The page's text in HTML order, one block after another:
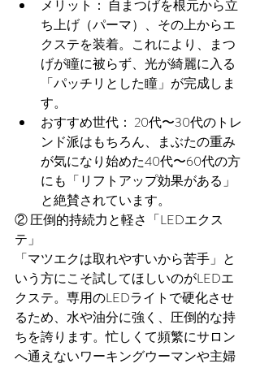
メリット： 自まつげを根元から立
ち上げ（パーマ）、その上からエ
クステを装着。これにより、まつ
げが瞳に被らず、光が綺麗に入る
「パッチリとした瞳」が完成しま
す。
おすすめ世代： 20代〜30代のトレ
ンド派はもちろん、まぶたの重み
が気になり始めた40代〜60代の方
にも「リフトアップ効果がある」
と絶賛されています。
② 圧倒的持続力と軽さ「LEDエクス
テ」
「マツエクは取れやすいから苦手」と
いう方にこそ試してほしいのがLEDエ
クステ。専用のLEDライトで硬化させ
るため、水や油分に強く、圧倒的な持
ちを誇ります。忙しくて頻繁にサロン
へ通えないワーキングウーマンや主婦